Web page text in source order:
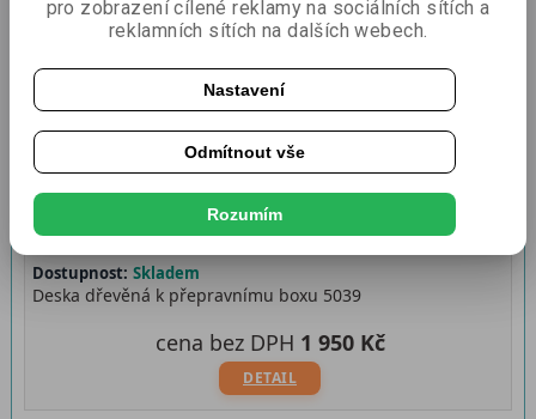
Dostupnost: Skladem
Deska dřevěná k přepravnímu boxu 5039
DETAIL
cena bez DPH 1 950 Kč
pro zobrazení cílené reklamy na sociálních sítích a
reklamních sítích na dalších webech.
Nastavení
Odmítnout vše
Rozumím